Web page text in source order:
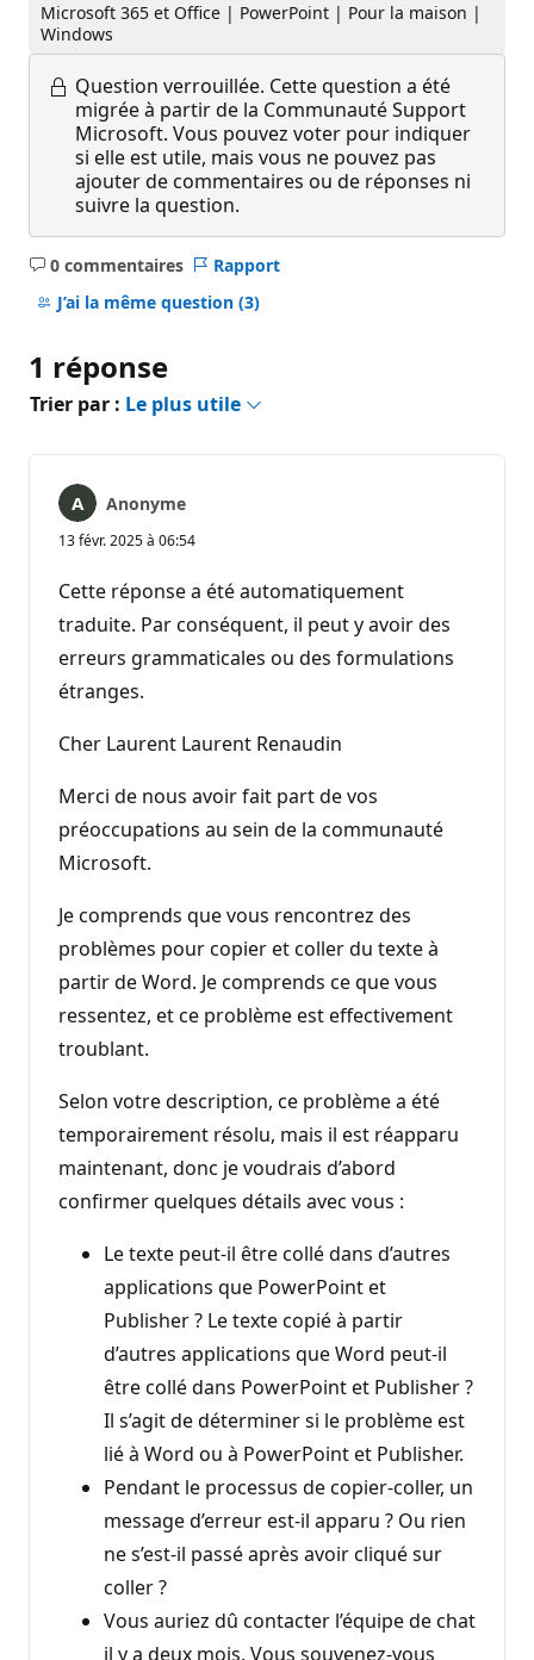
Microsoft 365 et Office | PowerPoint | Pour la maison |
Windows
Question verrouillée. Cette question a été
migrée à partir de la Communauté Support
Microsoft. Vous pouvez voter pour indiquer
si elle est utile, mais vous ne pouvez pas
ajouter de commentaires ou de réponses ni
suivre la question.
0 commentaires
Aucun
commentaire
Rapport
J’ai la même question (3)
1 réponse
Trier par : Le plus utile
Anonyme
13 févr. 2025 à 06:54
Cette réponse a été automatiquement
traduite. Par conséquent, il peut y avoir des
erreurs grammaticales ou des formulations
étranges.
Cher Laurent Laurent Renaudin
Merci de nous avoir fait part de vos
préoccupations au sein de la communauté
Microsoft.
Je comprends que vous rencontrez des
problèmes pour copier et coller du texte à
partir de Word. Je comprends ce que vous
ressentez, et ce problème est effectivement
troublant.
Selon votre description, ce problème a été
temporairement résolu, mais il est réapparu
maintenant, donc je voudrais d’abord
confirmer quelques détails avec vous :
Le texte peut-il être collé dans d’autres
applications que PowerPoint et
Publisher ? Le texte copié à partir
d’autres applications que Word peut-il
être collé dans PowerPoint et Publisher ?
Il s’agit de déterminer si le problème est
lié à Word ou à PowerPoint et Publisher.
Pendant le processus de copier-coller, un
message d’erreur est-il apparu ? Ou rien
ne s’est-il passé après avoir cliqué sur
coller ?
Vous auriez dû contacter l’équipe de chat
il y a deux mois. Vous souvenez-vous